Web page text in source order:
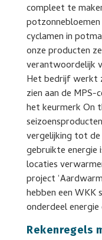
compleet te
potzonnebloemen
cyclamen in
onze producten
verantwoordelijk
Het bedrijf werkt
zien aan de
het keurmerk On
vergelijking tot
gebruikte energie
locaties
project
hebben een
onderdeel
Rekenregels